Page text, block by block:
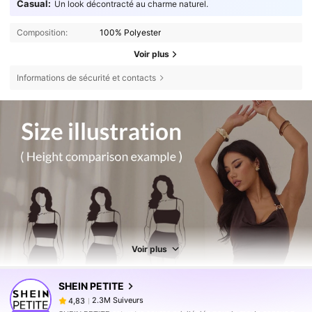
Casual: Un look décontracté au charme naturel.
Composition: 100% Polyester
Voir plus
Informations de sécurité et contacts
Voir plus
SHEIN PETITE
4,83 2.3M Suiveurs
4,83
2.3M Suiveurs
h***uest en train de naviguer